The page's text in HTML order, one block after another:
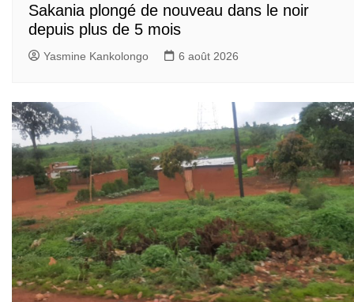
Sakania plongé de nouveau dans le noir
depuis plus de 5 mois
Yasmine Kankolongo 6 août 2026